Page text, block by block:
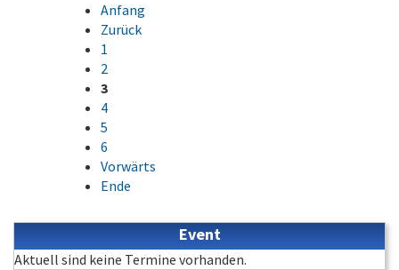
Anfang
Zurück
1
2
3
4
5
6
Vorwärts
Ende
Event
Aktuell sind keine Termine vorhanden.